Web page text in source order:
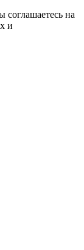
на
и